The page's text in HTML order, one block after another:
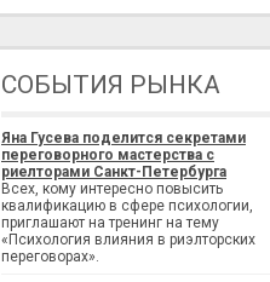
СОБЫТИЯ РЫНКА
Яна Гусева поделится секретами
переговорного мастерства с
риелторами Санкт-Петербурга
Всех, кому интересно повысить
квалификацию в сфере психологии,
приглашают на тренинг на тему
«Психология влияния в риэлторских
переговорах».